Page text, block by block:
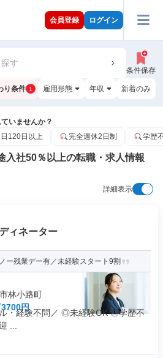
会員登録 ログイン
す
条件保存
り条件 1 雇用形態 年収 新着のみ
いませんか？
120日以上 完全週休2日制 学歴
入社50％以上の転職・求人情報
詳細表示
ィネーター
ー残業デー有／未経験スタート9割
林小路町
円
・経験不問／ ◎未経験OK ◎学歴不
...